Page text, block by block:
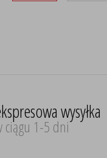
wysyłka
ciągu 1-5 dni